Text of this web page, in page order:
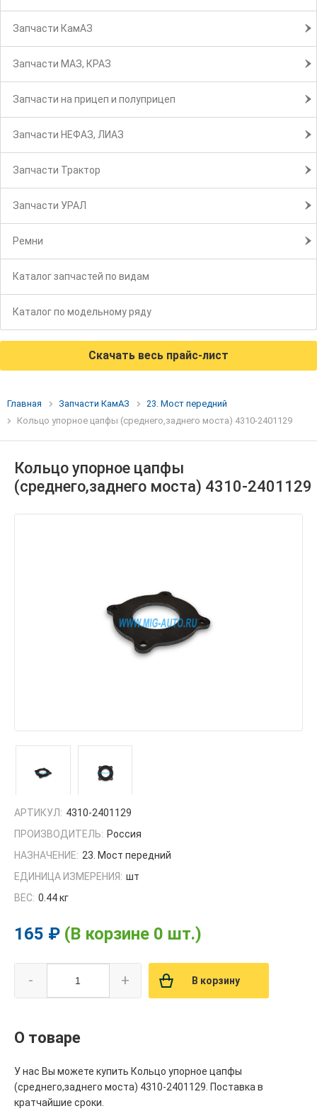
Запчасти КамАЗ
Запчасти МАЗ, КРАЗ
Запчасти на прицеп и полуприцеп
Запчасти НЕФАЗ, ЛИАЗ
Запчасти Трактор
Запчасти УРАЛ
Ремни
Каталог запчастей по видам
Каталог по модельному ряду
Скачать весь прайс-лист
Главная Запчасти КамАЗ
23. Мост передний
Кольцо упорное цапфы (среднего,заднего моста) 4310-2401129
Кольцо упорное цапфы
(среднего,заднего моста) 4310-2401129
АРТИКУЛ: 4310-2401129
ПРОИЗВОДИТЕЛЬ: Россия
НАЗНАЧЕНИЕ: 23. Мост передний
ЕДИНИЦА ИЗМЕРЕНИЯ: шт
ВЕС: 0.44 кг
165 ₽ (В корзине 0 шт.)
- + В корзину
О товаре
У нас Вы можете купить Кольцо упорное цапфы
(среднего,заднего моста) 4310-2401129. Поставка в
кратчайшие сроки.